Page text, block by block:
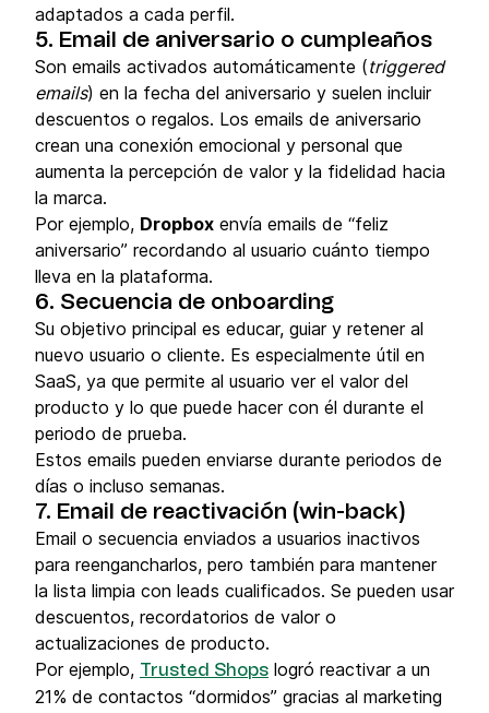
adaptados a cada perfil.
5. Email de aniversario o cumpleaños
Son emails activados automáticamente (triggered
emails) en la fecha del aniversario y suelen incluir
descuentos o regalos. Los emails de aniversario
crean una conexión emocional y personal que
aumenta la percepción de valor y la fidelidad hacia
la marca.
Por ejemplo, Dropbox envía emails de “feliz
aniversario” recordando al usuario cuánto tiempo
lleva en la plataforma.
6. Secuencia de onboarding
Su objetivo principal es educar, guiar y retener al
nuevo usuario o cliente. Es especialmente útil en
SaaS, ya que permite al usuario ver el valor del
producto y lo que puede hacer con él durante el
periodo de prueba.
Estos emails pueden enviarse durante periodos de
días o incluso semanas.
7. Email de reactivación (win-back)
Email o secuencia enviados a usuarios inactivos
para reengancharlos, pero también para mantener
la lista limpia con leads cualificados. Se pueden usar
descuentos, recordatorios de valor o
actualizaciones de producto.
Por ejemplo, Trusted Shops logró reactivar a un
21% de contactos “dormidos” gracias al marketing